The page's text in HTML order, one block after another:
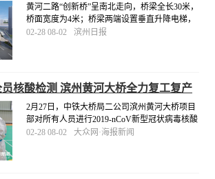
黄河二路“创新桥”呈南北走向，桥梁全长30米，
桥面宽度为4米；桥梁两端设置垂直升降电梯，
人行梯道宽2.5米。市城管局将督促施工单位科
02-28 08-02 滨州日报
核酸检测 滨州黄河大桥全力复工复产
2月27日，中铁大桥局二公司滨州黄河大桥项目
部对所有人员进行2019-nCoV新型冠状病毒核酸
检测，严格落实疫情防控主体责任，为项目安
02-28 08-02 大众网·海报新闻